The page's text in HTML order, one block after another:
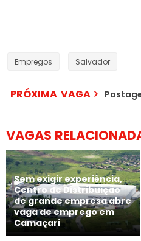
Empregos Salvador
PRÓXIMA VAGA
VAGAS
Sem exigir experiência,
Centro de Distribuição
de grande empresa abre
vaga de emprego em
Camaçari